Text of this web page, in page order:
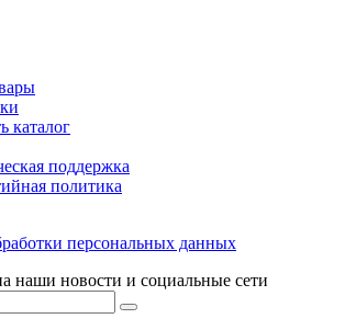
каталог
поддержка
политика
персональных данных
наши новости и социальные сети